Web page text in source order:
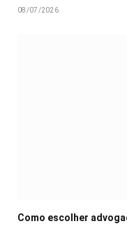
08/07/2026
Como escolher